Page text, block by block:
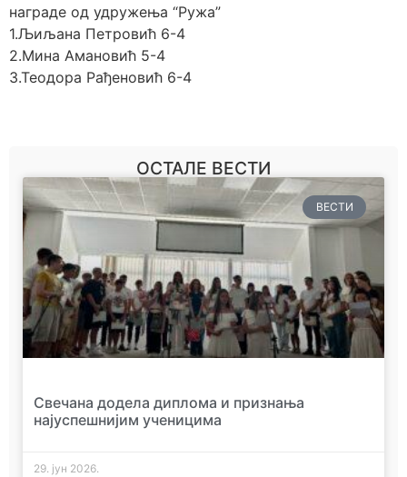
награде од удружења “Ружа”
1.Љиљана Петровић 6-4
2.Мина Амановић 5-4
3.Теодора Рађеновић 6-4
ОСТАЛЕ ВЕСТИ
ВЕСТИ
Свечана додела диплома и признања
најуспешнијим ученицима
29. јун 2026.